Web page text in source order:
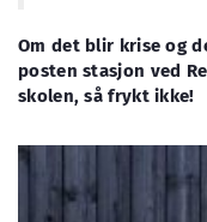
Om det blir krise og
posten stasjon ved
skolen, så frykt ikke!